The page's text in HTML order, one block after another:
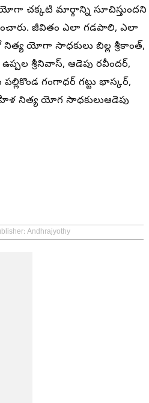
చక్కటి మార్గాన్ని సూచిస్తుందని
జీవితం ఎలా గడపాలి, ఎలా
యోగా సాధకులు బిల్ల శ్రీకాంత్‌,
శ్రీనివాస్‌, ఆడెపు రవీందర్‌,
గంగాధర్‌ గట్టు భాస్కర్‌,
నిత్య యోగ సాధకులుఆడెపు
Andhrajyothy